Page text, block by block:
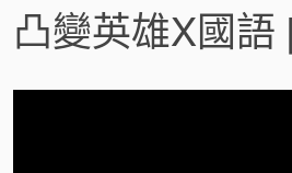
凸變英雄X國語